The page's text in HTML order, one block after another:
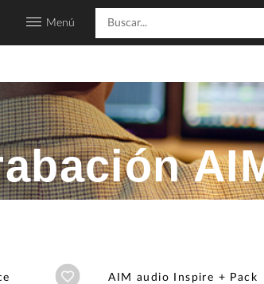
Menú
Añadir a wishlist
AIM audio Inspire + Pack